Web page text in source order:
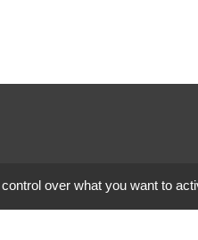
over what you want to